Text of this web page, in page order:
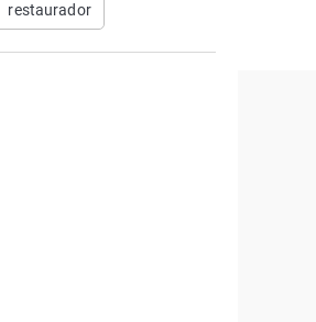
restaurador